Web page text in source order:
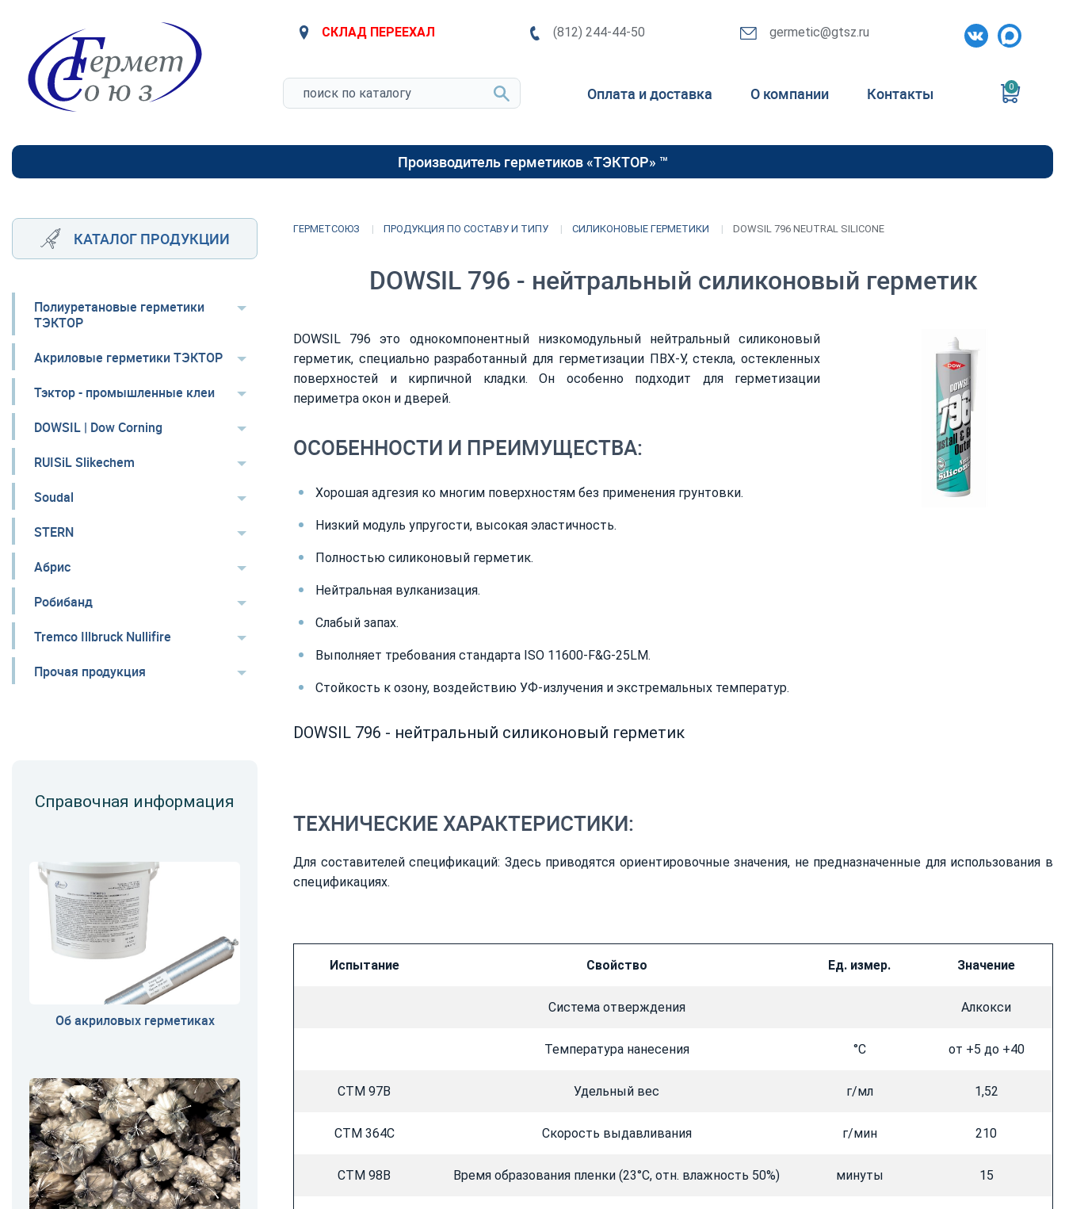
СКЛАД ПЕРЕЕХАЛ (812) 244-44-50 germetic@gtsz.ru
Оплата и доставка О компании Контакты 0
Производитель герметиков «ТЭКТОР» ™
КАТАЛОГ ПРОДУКЦИИ
Полиуретановые герметики
ТЭКТОР
Акриловые герметики ТЭКТОР
Тэктор - промышленные клеи
DOWSIL | Dow Corning
RUISiL Slikechem
Soudal
STERN
Абрис
Робибанд
Tremco Illbruck Nullifire
Прочая продукция
Справочная информация
Об акриловых герметиках
ГЕРМЕТСОЮЗ ПРОДУКЦИЯ ПО СОСТАВУ И ТИПУ СИЛИКОНОВЫЕ ГЕРМЕТИКИ DOWSIL 796 NEUTRAL SILICONE
DOWSIL 796 - нейтральный силиконовый герметик
DOWSIL 796 это однокомпонентный низкомодульный нейтральный силиконовый
герметик, специально разработанный для герметизации ПВХ-У, стекла, остекленных
поверхностей и кирпичной кладки. Он особенно подходит для герметизации
периметра окон и дверей.
ОСОБЕННОСТИ И ПРЕИМУЩЕСТВА:
Хорошая адгезия ко многим поверхностям без применения грунтовки.
Низкий модуль упругости, высокая эластичность.
Полностью силиконовый герметик.
Нейтральная вулканизация.
Слабый запах.
Выполняет требования стандарта ISO 11600-F&G-25LM.
Стойкость к озону, воздействию УФ-излучения и экстремальных температур.
DOWSIL 796 - нейтральный силиконовый герметик
ТЕХНИЧЕСКИЕ ХАРАКТЕРИСТИКИ:
Для составителей спецификаций: Здесь приводятся ориентировочные значения, не предназначенные для использования в
спецификациях.
Испытание Свойство Ед. измер. Значение
Система отверждения Алкокси
Температура нанесения °C от +5 до +40
CTM 97B Удельный вес г/мл 1,52
CTM 364C Скорость выдавливания г/мин 210
CTM 98B Время образования пленки (23°C, отн. влажность 50%) минуты 15